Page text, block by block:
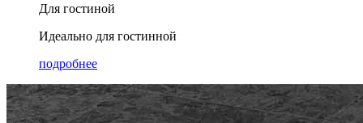
Для гостиной
Идеально для гостинной
подробнее